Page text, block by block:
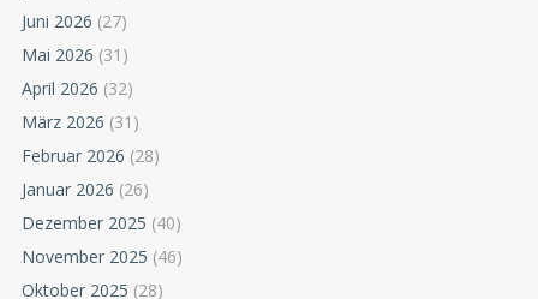
Juni 2026 (27)
Mai 2026 (31)
April 2026 (32)
März 2026 (31)
Februar 2026 (28)
Januar 2026 (26)
Dezember 2025 (40)
November 2025 (46)
Oktober 2025 (28)